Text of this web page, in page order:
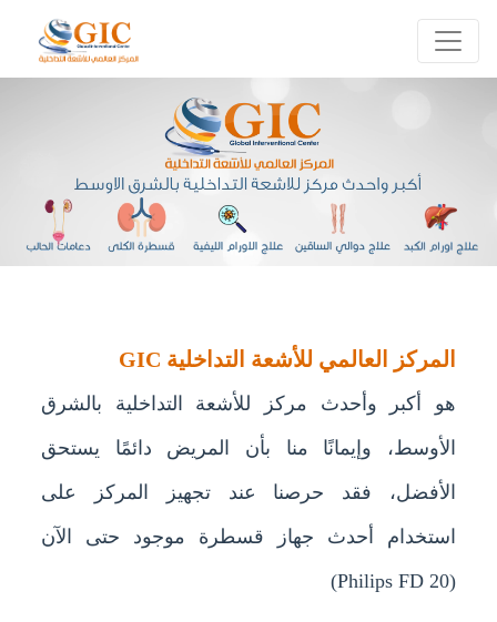
المركز العالمي للأشعة التداخلية GIC
هو أكبر وأحدث مركز للأشعة التداخلية بالشرق
الأوسط، وإيمانًا منا بأن المريض دائمًا يستحق
الأفضل، فقد حرصنا عند تجهيز المركز على
استخدام أحدث جهاز قسطرة موجود حتى الآن
(Philips FD 20)